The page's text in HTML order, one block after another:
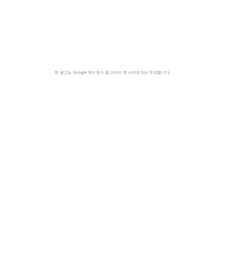
본 광고는 Google 애드센스 광고이며, 본 사이트와는 무관합니다.